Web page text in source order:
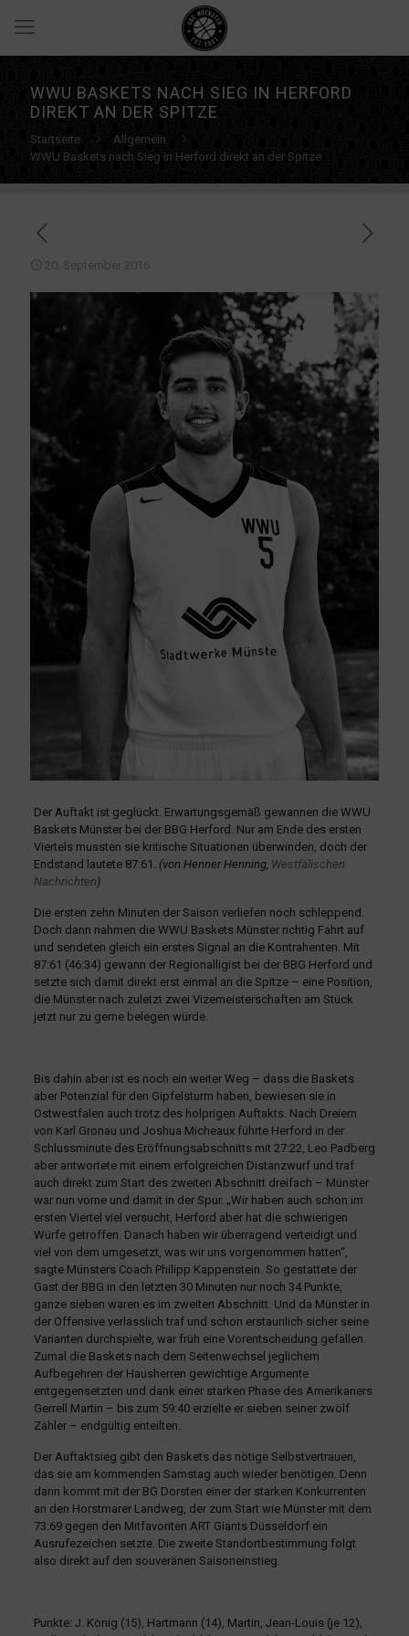
WWU BASKETS NACH SIEG IN HERFORD
DIREKT AN DER SPITZE
Startseite
Allgemein
WWU Baskets nach Sieg in Herford direkt an der Spitze
20. September 2016
Der Auftakt ist geglückt. Erwartungsgemäß gewannen die WWU
Baskets Münster bei der BBG Herford. Nur am Ende des ersten
Viertels mussten sie kritische Situationen überwinden, doch der
Endstand lautete 87:61. (von Henner Henning, Westfälischen
Nachrichten)
Die ersten zehn Minuten der Saison verliefen noch schleppend.
Doch dann nahmen die WWU Baskets Münster richtig Fahrt auf
und sendeten gleich ein erstes Signal an die Kontrahenten. Mit
87:61 (46:34) gewann der Regionalligist bei der BBG Herford und
setzte sich damit direkt erst einmal an die Spitze – eine Position,
die Münster nach zuletzt zwei Vizemeisterschaften am Stück
jetzt nur zu gerne belegen würde.
Bis dahin aber ist es noch ein weiter Weg – dass die Baskets
aber Potenzial für den Gipfelsturm haben, bewiesen sie in
Ostwestfalen auch trotz des holprigen Auftakts. Nach Dreiern
von Karl Gronau und Joshua Micheaux führte Herford in der
Schlussminute des Eröffnungsabschnitts mit 27:22, Leo Padberg
aber antwortete mit einem erfolgreichen Distanzwurf und traf
auch direkt zum Start des zweiten Abschnitt dreifach – Münster
war nun vorne und damit in der Spur. „Wir haben auch schon im
ersten Viertel viel versucht, Herford aber hat die schwierigen
Würfe getroffen. Danach haben wir überragend verteidigt und
viel von dem umgesetzt, was wir uns vorgenommen hatten“,
sagte Münsters Coach Philipp Kappenstein. So gestattete der
Gast der BBG in den letzten 30 Minuten nur noch 34 Punkte,
ganze sieben waren es im zweiten Abschnitt. Und da Münster in
der Offensive verlässlich traf und schon erstaunlich sicher seine
Varianten durchspielte, war früh eine Vorentscheidung gefallen.
Zumal die Baskets nach dem Seitenwechsel jeglichem
Aufbegehren der Hausherren gewichtige Argumente
entgegensetzten und dank einer starken Phase des Amerikaners
Gerrell Martin – bis zum 59:40 erzielte er sieben seiner zwölf
Zähler – endgültig enteilten.
Der Auftaktsieg gibt den Baskets das nötige Selbstvertrauen,
das sie am kommenden Samstag auch wieder benötigen. Denn
dann kommt mit der BG Dorsten einer der starken Konkurrenten
an den Horstmarer Landweg, der zum Start wie Münster mit dem
73:69 gegen den Mitfavoriten ART Giants Düsseldorf ein
Ausrufezeichen setzte. Die zweite Standortbestimmung folgt
also direkt auf den souveränen Saisoneinstieg.
Punkte: J. König (15), Hartmann (14), Martin, Jean-Louis (je 12),